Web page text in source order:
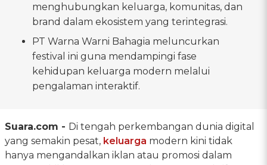
menghubungkan keluarga, komunitas, dan
brand dalam ekosistem yang terintegrasi.
PT Warna Warni Bahagia meluncurkan
festival ini guna mendampingi fase
kehidupan keluarga modern melalui
pengalaman interaktif.
Suara.com - Di tengah perkembangan dunia digital
yang semakin pesat, keluarga modern kini tidak
hanya mengandalkan iklan atau promosi dalam